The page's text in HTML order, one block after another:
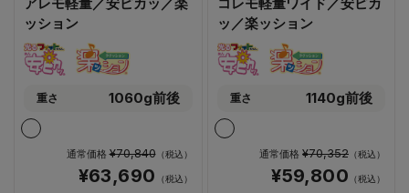
アレモ軽量／安ピカッ／楽
ッション
重さ 1060g前後
通常価格¥70,840（税込）
¥63,690 （税込）
コレモ軽量ワイド／安ピカ
ッ／楽ッション
重さ 1140g前後
通常価格 ¥70,352 （税込）
¥59,800 （税込）